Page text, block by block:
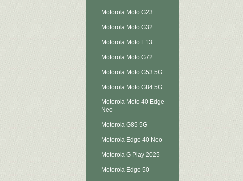
Motorola Moto G23
Motorola Moto G32
Motorola Moto E13
Motorola Moto G72
Motorola Moto G53 5G
Motorola Moto G84 5G
Motorola Moto 40 Edge
Neo
Motorola G85 5G
Motorola Edge 40 Neo
Motorola G Play 2025
Motorola Edge 50